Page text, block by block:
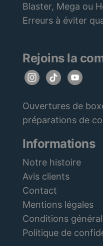
Blaster, Mega ou
Erreurs à éviter
Rejoins la
Ouvertures de
préparations de
Informations
Notre histoire
Avis clients
Contact
Mentions légales
Conditions
Politique de